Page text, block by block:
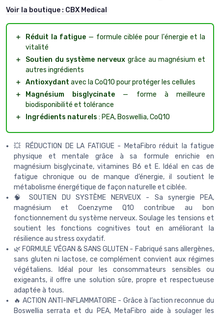
Voir la boutique : CBX Medical
＋ Réduit la fatigue — formule ciblée pour l'énergie et la
vitalité
＋
Soutien du système nerveux grâce au magnésium et
autres ingrédients
＋ Antioxydant avec la CoQ10 pour protéger les cellules
＋
Magnésium bisglycinate — forme à meilleure
biodisponibilité et tolérance
＋
Ingrédients naturels : PEA, Boswellia, CoQ10
💥 RÉDUCTION DE LA FATIGUE - MetaFibro réduit la fatigue
physique et mentale grâce à sa formule enrichie en
magnésium bisglycinate, vitamines B6 et E. Idéal en cas de
fatigue chronique ou de manque d’énergie, il soutient le
métabolisme énergétique de façon naturelle et ciblée.
🧠 SOUTIEN DU SYSTÈME NERVEUX - Sa synergie PEA,
magnésium et Coenzyme Q10 contribue au bon
fonctionnement du système nerveux. Soulage les tensions et
soutient les fonctions cognitives tout en améliorant la
résilience au stress oxydatif.
🌿 FORMULE VÉGAN & SANS GLUTEN - Fabriqué sans allergènes,
sans gluten ni lactose, ce complément convient aux régimes
végétaliens. Idéal pour les consommateurs sensibles ou
exigeants, il offre une solution sûre, propre et respectueuse
adaptée à tous.
🔥 ACTION ANTI-INFLAMMATOIRE - Grâce à l’action reconnue du
Boswellia serrata et du PEA, MetaFibro aide à soulager les